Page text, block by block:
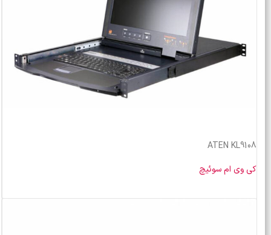
ATEN KL9108
کی وی ام سوئیچ